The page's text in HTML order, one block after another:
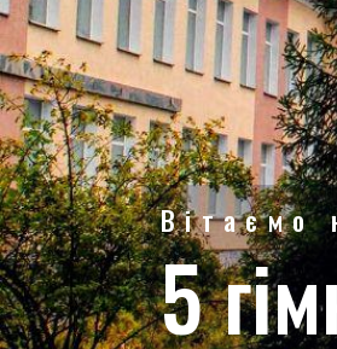
Вітаємо
5